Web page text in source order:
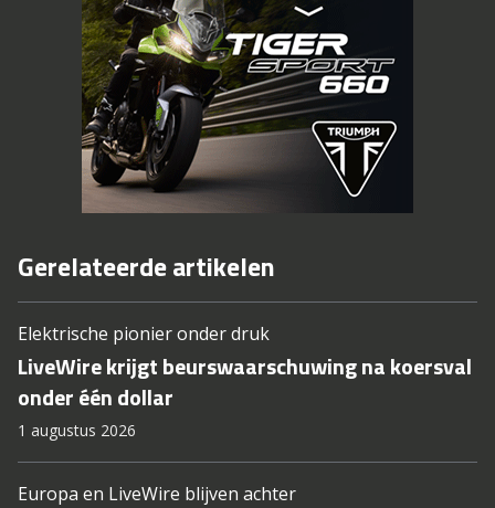
Gerelateerde artikelen
Elektrische pionier onder druk
LiveWire krijgt beurswaarschuwing na koersval
onder één dollar
1 augustus 2026
Europa en LiveWire blijven achter